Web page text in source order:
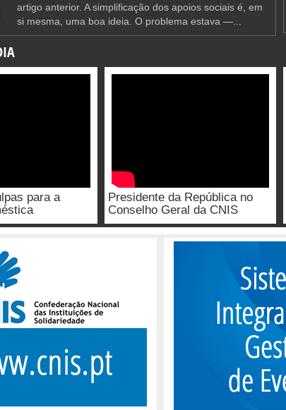
artigo anterior. A simplificação dos apoios sociais é, em
si mesma, uma boa ideia. O problema estava —...
para a
Presidente da República no
Conselho Geral da CNIS